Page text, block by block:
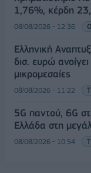
1,76%, κέρδη
08/08/2026 - 12:36
Ελληνική
δισ. ευρώ
μικρομεσαίες
08/08/2026 - 11:22
5G παντού, 6G
Ελλάδα στη
08/08/2026 - 10:54